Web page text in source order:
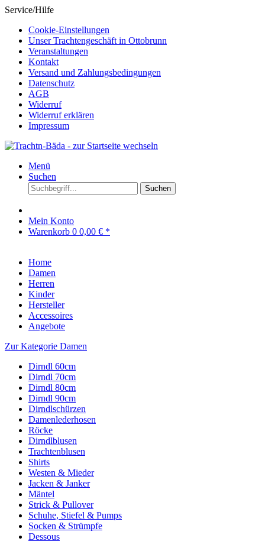
Service/Hilfe
Cookie-Einstellungen
Unser Trachtengeschäft in Ottobrunn
Veranstaltungen
Kontakt
Versand und Zahlungsbedingungen
Datenschutz
AGB
Widerruf
Widerruf erklären
Impressum
Menü
Suchen
Suchen
Mein Konto
Warenkorb 0 0,00 € *
Home
Damen
Herren
Kinder
Hersteller
Accessoires
Angebote
Zur Kategorie Damen
Dirndl 60cm
Dirndl 70cm
Dirndl 80cm
Dirndl 90cm
Dirndlschürzen
Damenlederhosen
Röcke
Dirndlblusen
Trachtenblusen
Shirts
Westen & Mieder
Jacken & Janker
Mäntel
Strick & Pullover
Schuhe, Stiefel & Pumps
Socken & Strümpfe
Dessous